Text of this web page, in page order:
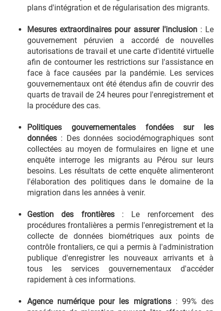
plans d'intégration et de régularisation des migrants.
Mesures extraordinaires pour assurer l'inclusion: Le
gouvernement péruvien a accordé de nouvelles
autorisations de travail et une carte d'identité virtuelle
afin de contourner les restrictions sur l'assistance en
face à face causées par la pandémie. Les services
gouvernementaux ont été étendus afin de couvrir des
quarts de travail de 24 heures pour l'enregistrement et
la procédure des cas.
Politiques gouvernementales fondées sur les
données : Des données sociodémographiques sont
collectées au moyen de formulaires en ligne et une
enquête interroge les migrants au Pérou sur leurs
besoins. Les résultats de cette enquête alimenteront
l'élaboration des politiques dans le domaine de la
migration dans les années à venir.
Gestion des frontières: Le renforcement des
procédures frontalières a permis l'enregistrement et la
collecte de données biométriques aux points de
contrôle frontaliers, ce qui a permis à l'administration
publique d'enregistrer les nouveaux arrivants et à
tous les services gouvernementaux d'accéder
rapidement à ces informations.
Agence numérique pour les migrations: 99% des